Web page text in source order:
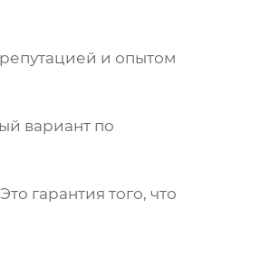
и опытом
вариант по
гарантия того, что